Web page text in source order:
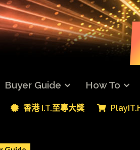
Buyer Guide How To
香港 I.T.至專大獎